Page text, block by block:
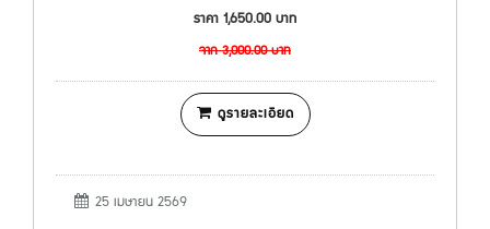
ราคา1,650.00บาท
จาก3,000.00บาท
ดูรายละเอียด
25 เมษายน 2569